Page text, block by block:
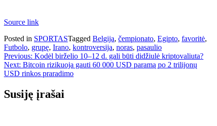
Source link
Posted in SPORTASTagged Belgija, čempionato, Egipto, favoritė,
Futbolo, grupę, Irano, kontroversija, noras, pasaulio
Navigacija
tarp
Previous: Kodėl birželio 10–12 d. gali būti didžiulė kriptovaliuta?
Next: Bitcoin rizikuoja gauti 60 000 USD paramą po 2 trilijonų
USD rinkos praradimo
Susiję įrašai